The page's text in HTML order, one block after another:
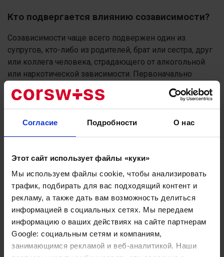
Согласие Подробности О нас
Этот сайт использует файлы «куки»
Мы используем файлы cookie, чтобы анализировать
трафик, подбирать для вас подходящий контент и
рекламу, а также дать вам возможность делиться
информацией в социальных сетях. Мы передаем
информацию о ваших действиях на сайте партнерам
Google: социальным сетям и компаниям,
занимающимся рекламой и веб-аналитикой. Наши
Кто подвергается влиянию созависимости?
Созависимости чаще всего подвержен один из
супругов, кто-либо из родителей, брат или сестра, друг
или коллега человека, страдающего от алкогольной
или наркотической зависимости. Первоначально
термин созависимости использовался в отношении
партнеров по химической зависимости, людей,
живущих с зависимым человеком или
поддерживающих с ним отношения. Аналогичные
тенденции были замечены у людей, состоящих в связи
настоящее время этот термин применяется для
определения любого созависимого лица из любой
дисфункциональной семьи.
Дисфункциональная семья и её влияние на
развитие созависимости
Дисфункциональная семья – семья, члены которой
страдают от страха, гнева, боли или стыда, при этом